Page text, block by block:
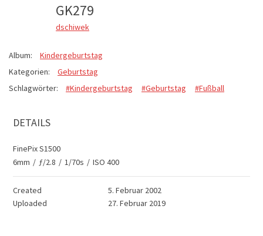
GK279
dschiwek
Album:
Kindergeburtstag
Kategorien:
Geburtstag
Schlagwörter:
#Kindergeburtstag #Geburtstag #Fußball
DETAILS
FinePix S1500
6mm / ƒ/2.8 / 1/70s / ISO 400
Created
5. Februar 2002
Uploaded
27. Februar 2019